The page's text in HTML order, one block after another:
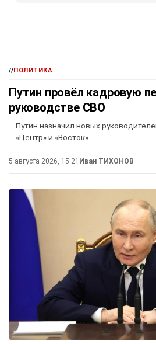
//ПОЛИТИКА
Путин провёл кадровую
руководстве СВО
Путин назначил новых
«Центр» и «Восток»
5 августа 2026, 15:21 Иван ТИХОНОВ